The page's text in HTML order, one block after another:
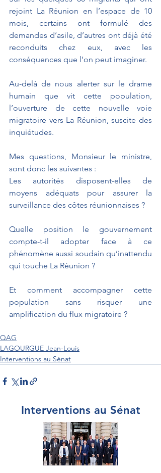
rejoint La Réunion en l’espace de 10
mois, certains ont formulé des
demandes d’asile, d’autres ont déjà été
reconduits chez eux, avec les
conséquences que l’on peut imaginer.
Au-delà de nous alerter sur le drame
humain que vit cette population,
l’ouverture de cette nouvelle voie
migratoire vers La Réunion, suscite des
inquiétudes.
Mes questions, Monsieur le ministre,
sont donc les suivantes :
Les autorités disposent-elles de
moyens adéquats pour assurer la
surveillance des côtes réunionnaises ?
Quelle position le gouvernement
compte-t-il adopter face à ce
phénomène aussi soudain qu’inattendu
qui touche La Réunion ?
Et comment accompagner cette
population sans risquer une
amplification du flux migratoire ?
QAG
LAGOURGUE Jean-Louis
Interventions au Sénat
Interventions au Sénat